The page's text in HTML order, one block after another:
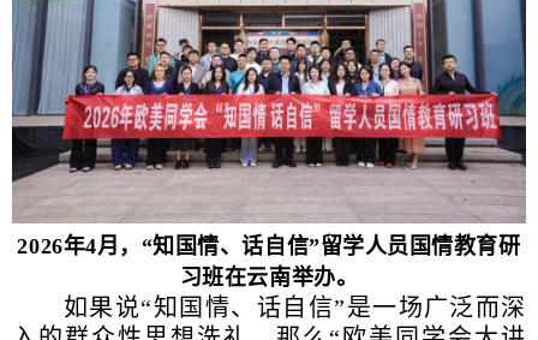
2026年4月，“知国情、话自信”留学人员国情教育研
习班在云南举办。
如果说“知国情、话自信”是一场广泛而深